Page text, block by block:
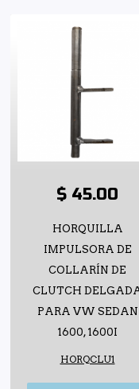
$ 45.00
HORQUILLA
IMPULSORA DE
COLLARÍN DE
CLUTCH
PARA VW SEDAN
1600, 1600I
HORQCLU1